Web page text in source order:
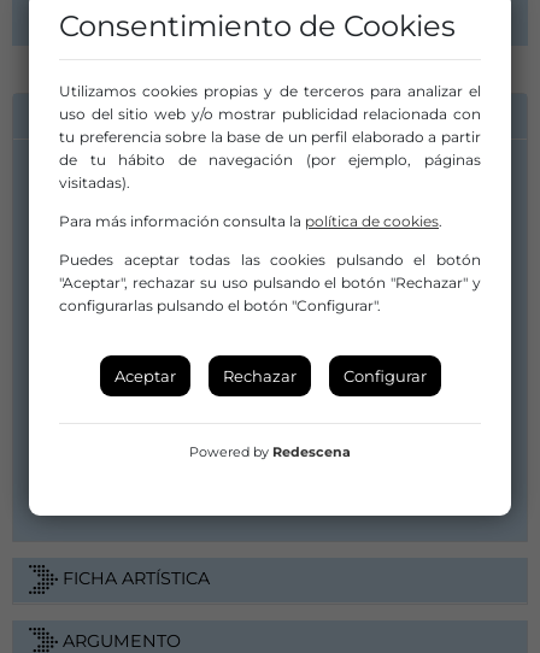
INFORMACIÓN DE CONTACTO
Compañía/Artista:
distribucion@danzamobile.es
info@danzamobile.es
675493982 - 954 378 816 - 696635005 - 629462412
Compañía Danza Mobile
distribucion@danzamobile.es
info@danzamobile.es
675493982 - 954 378 816 - 696635005 - 629462412
FICHA ARTÍSTICA
ARGUMENTO
Consentimiento de Cookies
Utilizamos cookies propias y de terceros para analizar el
uso del sitio web y/o mostrar publicidad relacionada con
tu preferencia sobre la base de un perfil elaborado a partir
de tu hábito de navegación (por ejemplo, páginas
visitadas).
Para más información consulta la política de cookies.
Puedes aceptar todas las cookies pulsando el botón
"Aceptar", rechazar su uso pulsando el botón "Rechazar" y
configurarlas pulsando el botón "Configurar".
Aceptar Rechazar Configurar
Powered by Redescena